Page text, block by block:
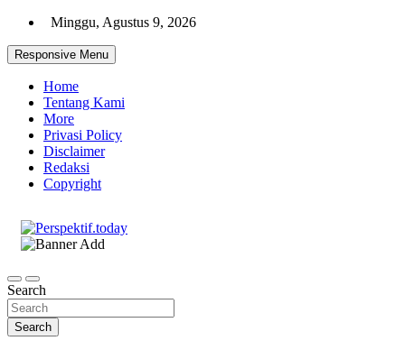
Skip
content
Minggu, Agustus 9, 2026
Responsive Menu
Home
Tentang Kami
More
Privasi Policy
Disclaimer
Redaksi
Copyright
Search
Search